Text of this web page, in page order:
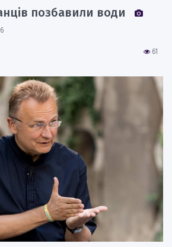
позбавили води
61